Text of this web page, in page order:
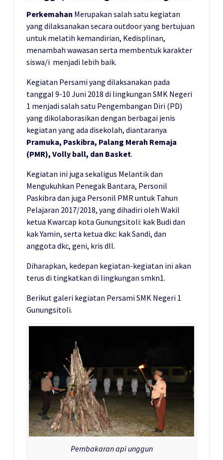
Perkemahan Merupakan salah satu kegiatan
yang dilaksanakan secara outdoor yang bertujuan
untuk melatih kemandirian, Kedisplinan,
menambah wawasan serta membentuk karakter
siswa/i menjadi lebih baik.
Kegiatan Persami yang dilaksanakan pada
tanggal 9-10 Juni 2018 di lingkungan SMK Negeri
1 menjadi salah satu Pengembangan Diri (PD)
yang dikolaborasikan dengan berbagai jenis
kegiatan yang ada disekolah, diantaranya
Pramuka, Paskibra, Palang Merah Remaja
(PMR), Volly ball, dan Basket.
Kegiatan ini juga sekaligus Melantik dan
Mengukuhkan Penegak Bantara, Personil
Paskibra dan juga Personil PMR untuk Tahun
Pelajaran 2017/2018, yang dihadiri oleh Wakil
ketua Kwarcap kota Gunungsitoli: kak Budi dan
kak Yamin, serta ketua dkc: kak Sandi, dan
anggota dkc, geni, kris dll.
Diharapkan, kedepan kegiatan-kegiatan ini akan
terus di tingkatkan di lingkungan smkn1.
Berikut galeri kegiatan Persami SMK Negeri 1
Gunungsitoli.
Pembakaran api unggun